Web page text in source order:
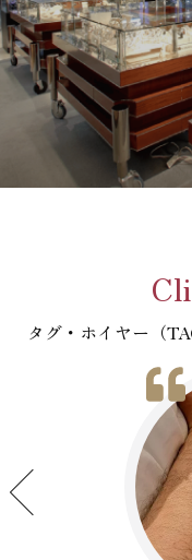
タグ・ホイヤー（